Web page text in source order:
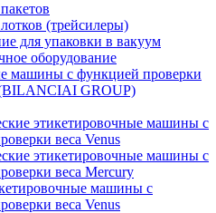
(трейсилеры)
для упаковки в вакуум
оборудование
машины с функцией проверки
GROUP)
этикетировочные машины с
веса Venus
этикетировочные машины с
веса Mercury
машины с
веса Venus